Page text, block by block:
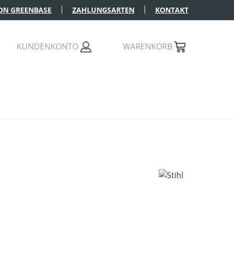
GREENBASE ZAHLUNGSARTEN KONTAKT
KUNDENKONTO WARENKORB